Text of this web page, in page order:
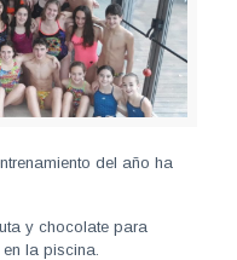
del año ha
y chocolate para
la piscina.